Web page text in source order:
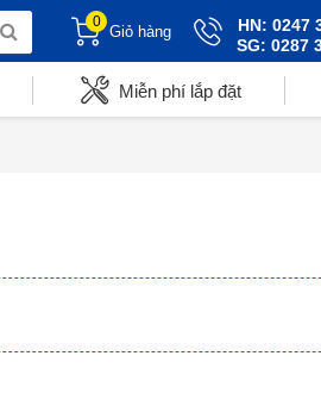
0
Giỏ hàng
HN: 0247
SG: 0287
Miễn phí lắp đặt